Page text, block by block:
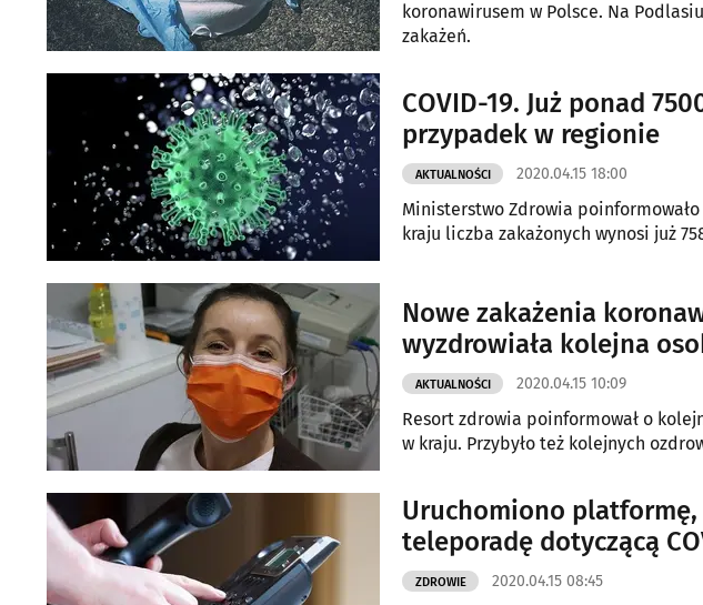
koronawirusem w Polsce. Na
zakażeń.
COVID-19. Już ponad
przypadek w regionie
AKTUALNOŚCI 2020.04.15 18:00
Ministerstwo Zdrowia
kraju liczba zakażonych wynosi już
Nowe zakażenia
wyzdrowiała kolejna
AKTUALNOŚCI 2020.04.15 10:09
Resort zdrowia poinformował o
w kraju. Przybyło też kolejnych
Uruchomiono
teleporadę dotyczącą
ZDROWIE 2020.04.15 08:45